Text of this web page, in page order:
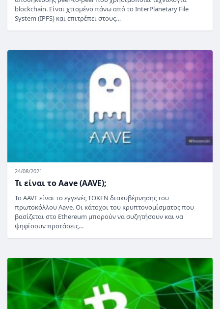
blockchain. Είναι χτισμένο πάνω από το InterPlanetary File
System (IPFS) και επιτρέπει στους…
24/08/2021
Τι είναι το Aave (AAVE);
Το AAVE είναι το εγγενές TOKEN διακυβέρνησης του
πρωτοκόλλου Aave. Οι κάτοχοι του κρυπτονομίσματος που
βασίζεται στο Ethereum μπορούν να συζητήσουν και να
ψηφίσουν προτάσεις…